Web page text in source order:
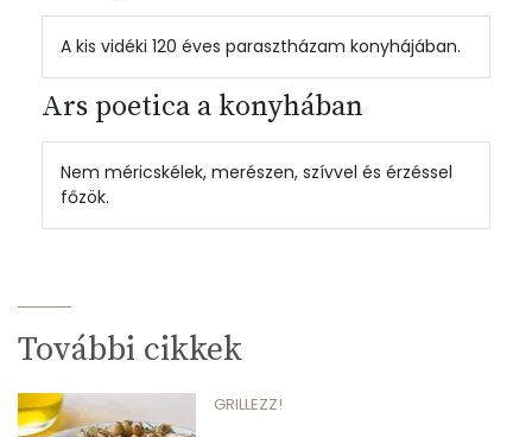
A kis vidéki 120 éves parasztházam konyhájában.
Ars poetica a konyhában
Nem méricskélek, merészen, szívvel és érzéssel
főzök.
További cikkek
GRILLEZZ!